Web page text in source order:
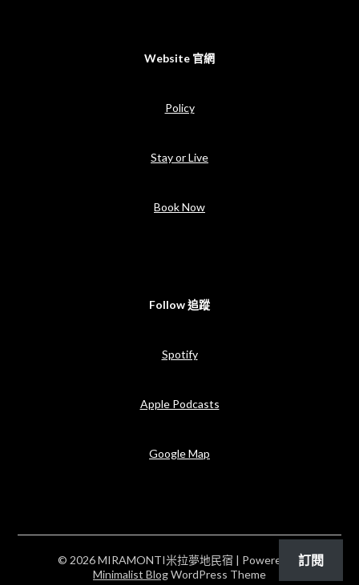
Website 官網
Policy
Stay or Live
Book Now
Follow 追蹤
Spotify
Apple Podcasts
Google Map
© 2026 MIRAMONTI米拉夢地民宿 | Powered by
Minimalist BlogWordPress Theme
訂閱